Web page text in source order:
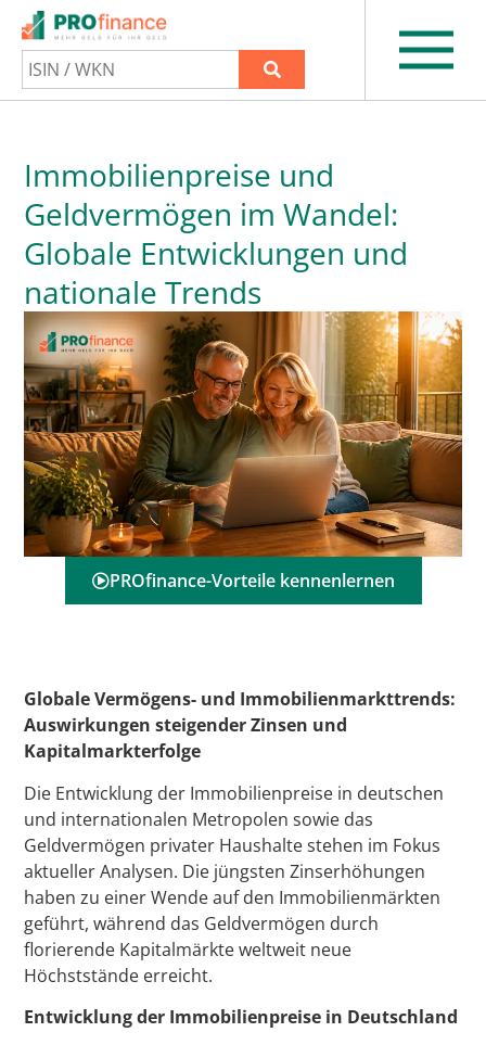
Immobilienpreise und
Geldvermögen im Wandel:
Globale Entwicklungen und
nationale Trends
PROfinance-Vorteile kennenlernen
Globale Vermögens- und Immobilienmarkttrends:
Auswirkungen steigender Zinsen und
Kapitalmarkterfolge
Die Entwicklung der Immobilienpreise in deutschen
und internationalen Metropolen sowie das
Geldvermögen privater Haushalte stehen im Fokus
aktueller Analysen. Die jüngsten Zinserhöhungen
haben zu einer Wende auf den Immobilienmärkten
geführt, während das Geldvermögen durch
florierende Kapitalmärkte weltweit neue
Höchststände erreicht.
Entwicklung der Immobilienpreise in Deutschland